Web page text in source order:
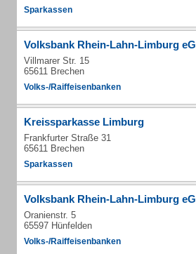
Sparkassen
Volksbank Rhein-Lahn-Limburg eG
Villmarer Str. 15
65611 Brechen
Volks-/Raiffeisenbanken
Kreissparkasse Limburg
Frankfurter Straße 31
65611 Brechen
Sparkassen
Volksbank Rhein-Lahn-Limburg eG
Oranienstr. 5
65597 Hünfelden
Volks-/Raiffeisenbanken